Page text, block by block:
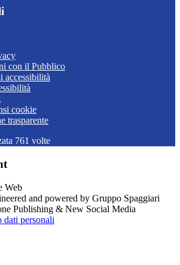
con il Pubblico
accessibilità
cookie
trasparente
761 volte
and powered by Gruppo Spaggiari
Publishing & New Social Media
dati personali